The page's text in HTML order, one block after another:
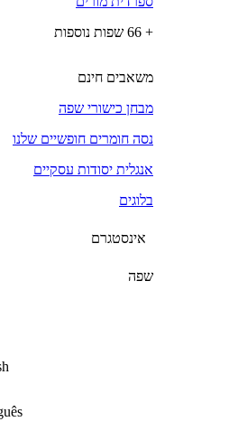
+ 66 שפות נוספות
משאבים חינם
מבחן כישורי שפה
נסה חומרים חופשיים שלנו
אנגלית יסודות עסקיים
בלוגים
אינסטגרם
שפה